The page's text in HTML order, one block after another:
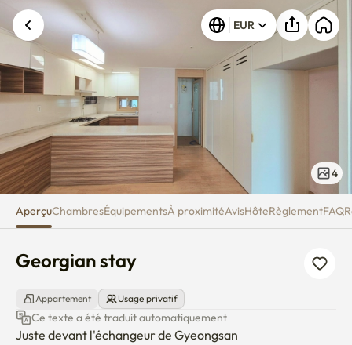
Georgian stay EUR
4
AperçuChambresÉquipementsÀ proximitéAvisHôteRèglementFAQ
Georgian stay
Appartement Usage privatif
Ce texte a été traduit automatiquement
Juste devant l'échangeur de Gyeongsan
Une erreur inconnue est survenue. Veuillez
réessayer.